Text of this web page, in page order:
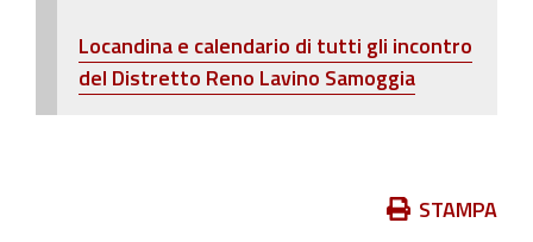
Locandina e calendario di tutti gli incontro
del Distretto Reno Lavino Samoggia
STAMPA